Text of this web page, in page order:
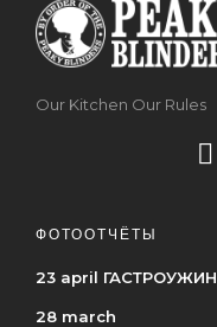
Our Kitchen Our Rules
ФОТООТЧЁТЫ
23 april ГАСТРОУЖИН
28 march